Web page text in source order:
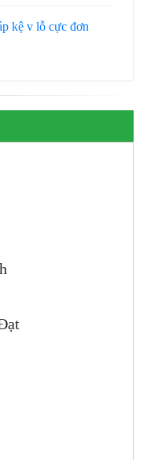
kệ v lỗ cực đơn